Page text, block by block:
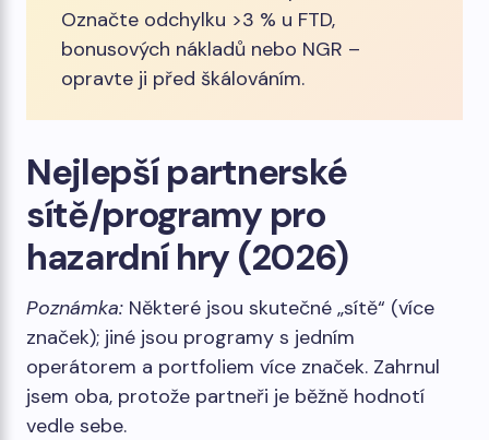
Označte odchylku >3 % u FTD,
bonusových nákladů nebo NGR –
opravte ji před škálováním.
Nejlepší partnerské
sítě/programy pro
hazardní hry (2026)
Poznámka: Některé jsou skutečné „sítě“ (více
značek); jiné jsou programy s jedním
operátorem a portfoliem více značek. Zahrnul
jsem oba, protože partneři je běžně hodnotí
vedle sebe.